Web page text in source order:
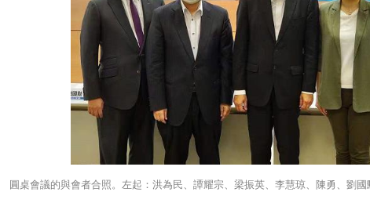
圓桌會議的與會者合照。左起：洪為民、譚耀宗、梁振英、李慧琼、陳勇、劉國